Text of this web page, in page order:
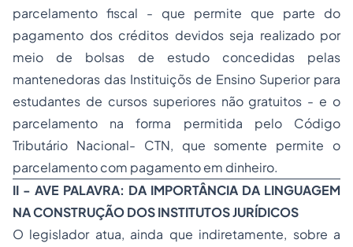
parcelamento fiscal - que permite que parte do
pagamento dos créditos devidos seja realizado por
meio de bolsas de estudo concedidas pelas
mantenedoras das Instituiçõs de Ensino Superior para
estudantes de cursos superiores não gratuitos - e o
parcelamento na forma permitida pelo Código
Tributário Nacional- CTN, que somente permite o
parcelamento com pagamento em dinheiro.
II - AVE PALAVRA: DA IMPORTÂNCIA DA LINGUAGEM
NA CONSTRUÇÃO DOS INSTITUTOS JURÍDICOS
O legislador atua, ainda que indiretamente, sobre a